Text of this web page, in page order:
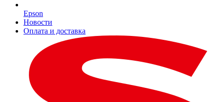
Epson
Новости
Оплата и доставка